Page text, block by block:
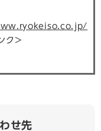
ク＞
せ先